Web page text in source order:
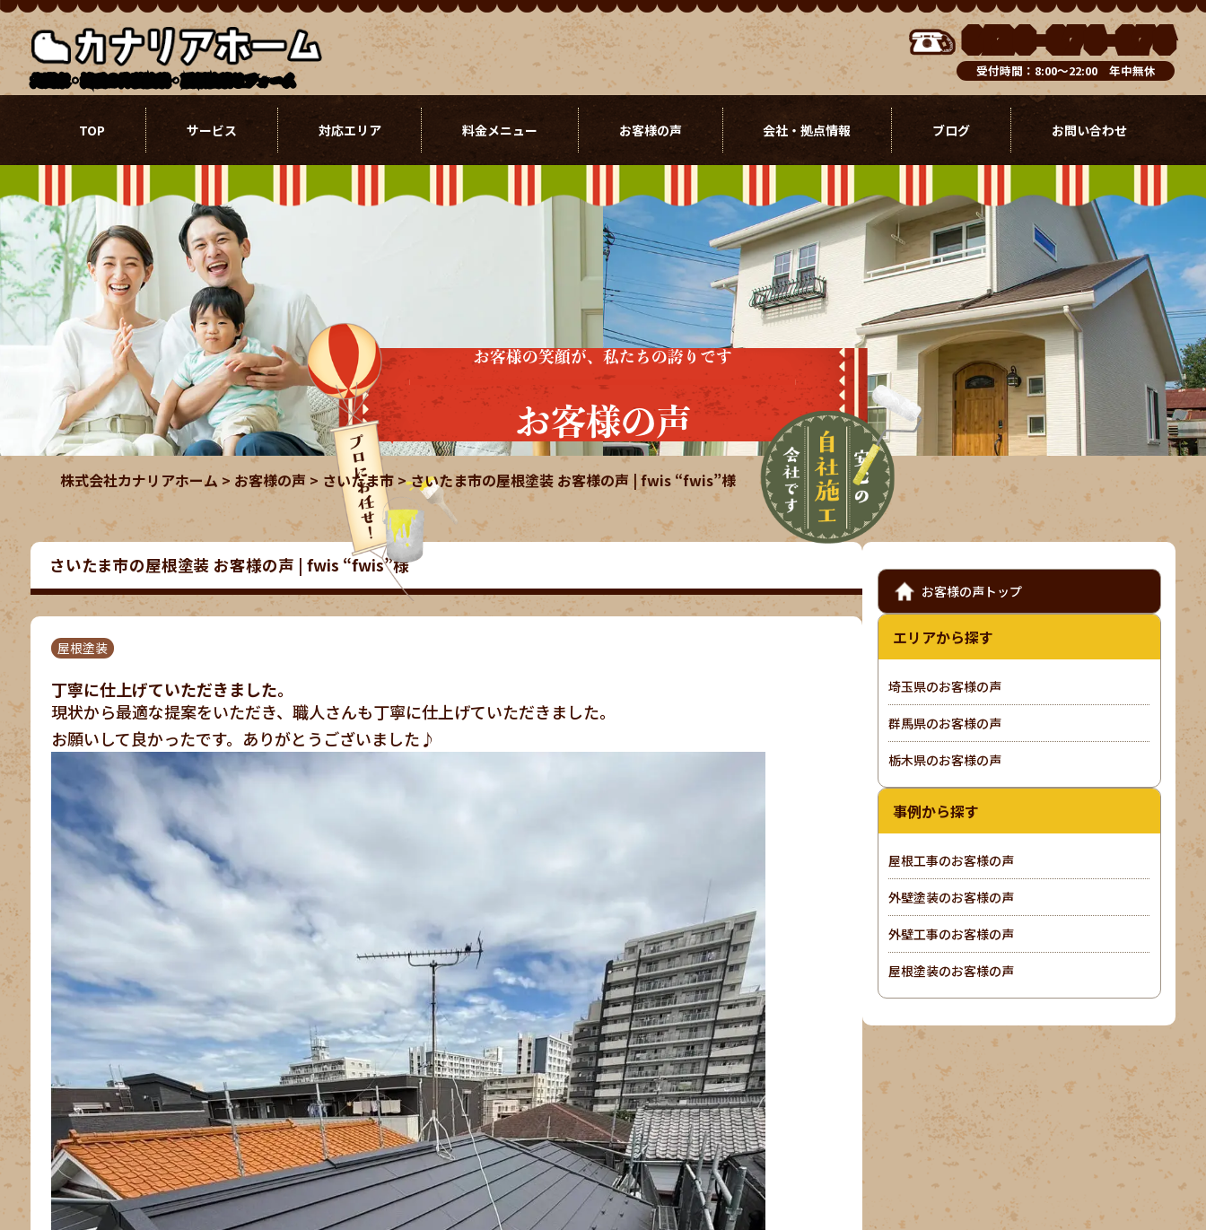
北関東・埼玉の外壁塗装・屋根塗装リフォーム
0120-076-976
受付時間：8:00～22:00 年中無休
TOP サービス 対応エリア 料金メニュー お客様の声 会社・拠点情報 ブログ お問い合わせ
お客様の笑顔が、私たちの誇りです
お客様の声
株式会社カナリアホーム > お客様の声 > さいたま市 >さいたま市の屋根塗装 お客様の声 | fwis “fwis”様
さいたま市の屋根塗装 お客様の声 | fwis “fwis”様
屋根塗装
丁寧に仕上げていただきました。
現状から最適な提案をいただき、職人さんも丁寧に仕上げていただきました。
お願いして良かったです。ありがとうございました♪
お客様の声トップ
エリアから探す
埼玉県のお客様の声
群馬県のお客様の声
栃木県のお客様の声
事例から探す
屋根工事のお客様の声
外壁塗装のお客様の声
外壁工事のお客様の声
屋根塗装のお客様の声